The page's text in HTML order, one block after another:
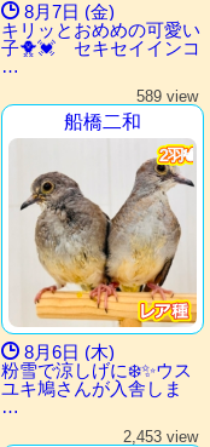
8月7日 (金)
キリッとおめめの可愛い
子🐥💓 セキセイインコ
…
589 view
船橋二和
2羽🕊️
2羽🕊️
2羽🕊️
2羽🕊️
8月6日 (木)
粉雪で涼しげに❄️✨ウス
ユキ鳩さんが入舎しま
…
2,453 view